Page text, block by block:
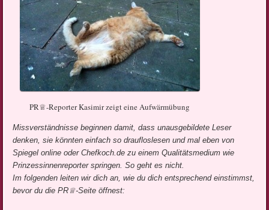
PR♕-Reporter Kasimir zeigt eine Aufwärmübung
Missverständnisse beginnen damit, dass unausgebildete Leser
denken, sie könnten einfach so draufloslesen und mal eben von
Spiegel online oder Chefkoch.de zu einem Qualitätsmedium wie
Prinzessinnenreporter springen. So geht es nicht.
Im folgenden leiten wir dich an, wie du dich entsprechend einstimmst,
bevor du die PR♕-Seite öffnest: